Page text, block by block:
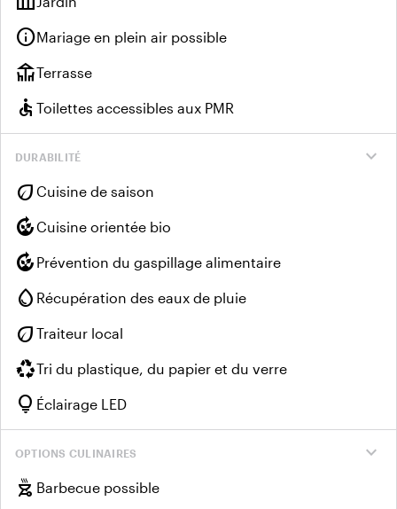
infoMariage en plein air possible
deckTerrasse
accessible Toilettes accessibles aux PMR
expand_more
DURABILITÉ
eco Cuisine de saison
compostCuisine orientée bio
compost Prévention du gaspillage alimentaire
water_drop Récupération des eaux de pluie
eco Traiteur local
recyclingTri du plastique, du papier et du verre
lightbulb Éclairage LED
expand_more
OPTIONS CULINAIRES
outdoor_grill Barbecue possible